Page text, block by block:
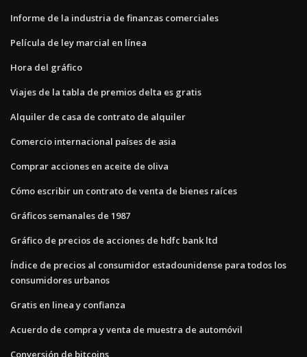
Informe de la industria de finanzas comerciales
Película de ley marcial en línea
Hora del gráfico
Viajes de la tabla de premios delta es gratis
Alquiler de casa de contrato de alquiler
Comercio internacional países de asia
Comprar acciones en aceite de oliva
Cómo escribir un contrato de venta de bienes raíces
Gráficos semanales de 1987
Gráfico de precios de acciones de hdfc bank ltd
Índice de precios al consumidor estadounidense para todos los
consumidores urbanos
Gratis en linea y confianza
Acuerdo de compra y venta de muestra de automóvil
Conversión de bitcoins